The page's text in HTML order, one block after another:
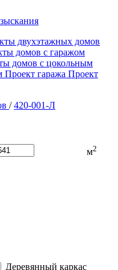
двухэтажных домов
домов с гаражом
домов с цокольным
Проект гаража Проект
/ 420-001-Л
м2
Деревянный каркас